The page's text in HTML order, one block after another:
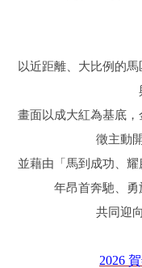
以近距離、大比例的馬
畫面以成大紅為基底
徵主動
並藉由「馬到成功、
年昂首奔馳、勇
共同迎
2026